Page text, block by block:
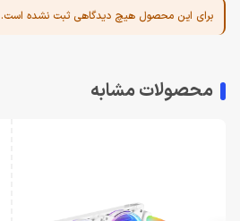
برای این محصول هیچ دیدگاهی ثبت نشده است.
محصولات مشابه